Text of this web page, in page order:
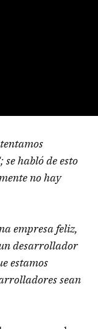
se habló de esto
no hay
empresa feliz,
desarrollador
estamos
sean